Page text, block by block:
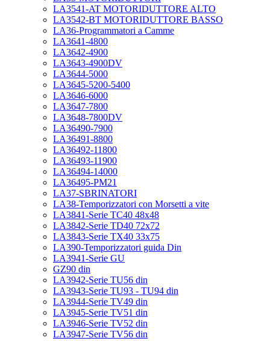
LA3541-AT MOTORIDUTTORE ALTO
LA3542-BT MOTORIDUTTORE BASSO
LA36-Programmatori a Camme
LA3641-4800
LA3642-4900
LA3643-4900DV
LA3644-5000
LA3645-5200-5400
LA3646-6000
LA3647-7800
LA3648-7800DV
LA36490-7900
LA36491-8800
LA36492-11800
LA36493-11900
LA36494-14000
LA36495-PM21
LA37-SBRINATORI
LA38-Temporizzatori con Morsetti a vite
LA3841-Serie TC40 48x48
LA3842-Serie TD40 72x72
LA3843-Serie TX40 33x75
LA390-Temporizzatori guida Din
LA3941-Serie GU
GZ90 din
LA3942-Serie TU56 din
LA3943-Serie TU93 - TU94 din
LA3944-Serie TV49 din
LA3945-Serie TV51 din
LA3946-Serie TV52 din
LA3947-Serie TV56 din